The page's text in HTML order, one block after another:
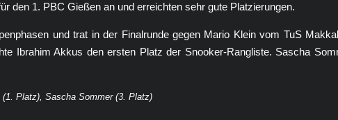
den 1. PBC Gießen an und erreichten sehr gute Platzierungen.
und trat in der Finalrunde gegen Mario Klein vom TuS
Ibrahim Akkus den ersten Platz der Snooker-Rangliste. Sascha
Platz), Sascha Sommer (3. Platz)